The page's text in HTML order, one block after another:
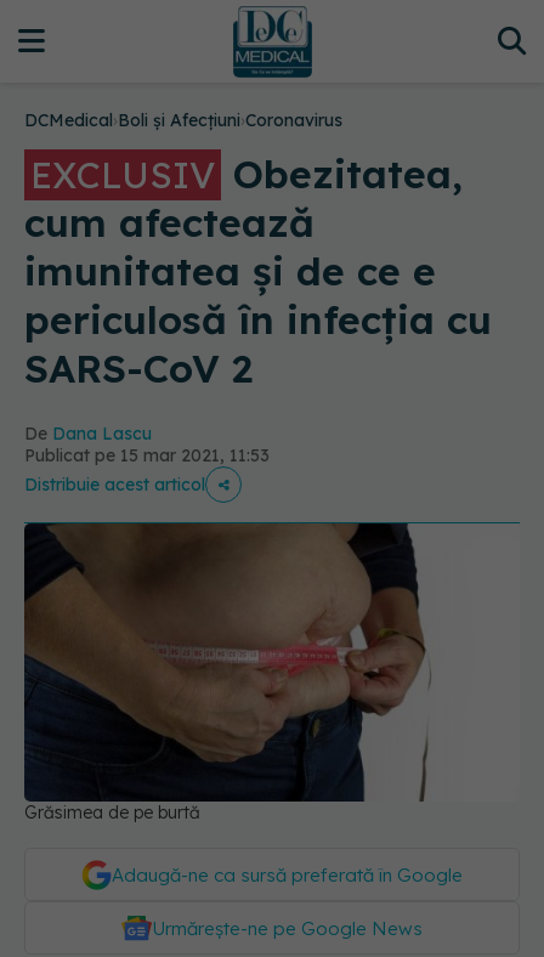
DCMedical›Boli și Afecțiuni›Coronavirus
EXCLUSIV Obezitatea,
cum afectează
imunitatea și de ce e
periculosă în infecția cu
SARS-CoV 2
De Dana Lascu
Publicat pe 15 mar 2021, 11:53
Distribuie acest articol
Grăsimea de pe burtă
Adaugă-ne ca sursă preferată în Google
Urmărește-ne pe Google News